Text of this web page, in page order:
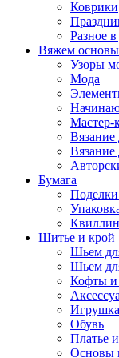
Коврики
Разное
Вяжем основы
Узоры
Мода
Мастер-
Бумага
Поделки
Шитье и крой
Шьем
Шьем
Кофты и
Игрушка
Обувь
Платье
Основы